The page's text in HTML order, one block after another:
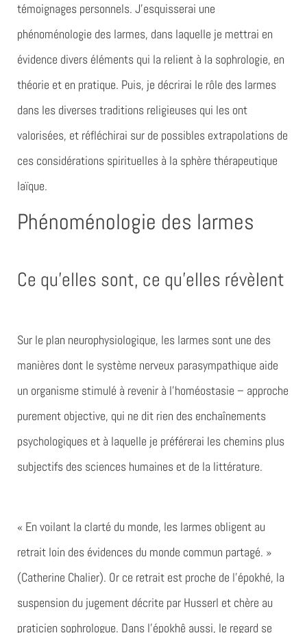
témoignages personnels. J’esquisserai une
phénoménologie des larmes, dans laquelle je mettrai en
évidence divers éléments qui la relient à la sophrologie, en
théorie et en pratique. Puis, je décrirai le rôle des larmes
dans les diverses traditions religieuses qui les ont
valorisées, et réfléchirai sur de possibles extrapolations de
ces considérations spirituelles à la sphère thérapeutique
laïque.
Phénoménologie des larmes
Ce qu’elles sont, ce qu’elles révèlent
Sur le plan neurophysiologique, les larmes sont une des
manières dont le système nerveux parasympathique aide
un organisme stimulé à revenir à l’homéostasie – approche
purement objective, qui ne dit rien des enchaînements
psychologiques et à laquelle je préférerai les chemins plus
subjectifs des sciences humaines et de la littérature.
« En voilant la clarté du monde, les larmes obligent au
retrait loin des évidences du monde commun partagé. »
(Catherine Chalier). Or ce retrait est proche de l’épokhé, la
suspension du jugement décrite par Husserl et chère au
praticien sophrologue. Dans l’épokhê aussi, le regard se